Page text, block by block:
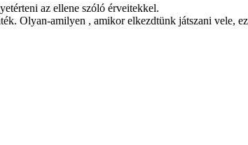
az ellene szóló érveitekkel.
Olyan-amilyen , amikor elkezdtünk játszani vele,